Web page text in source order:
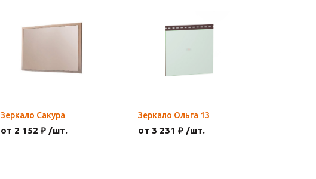
Зеркало Сакура
от 2 152 ₽ /шт.
Зеркало Ольга 13
от 3 231 ₽ /шт.